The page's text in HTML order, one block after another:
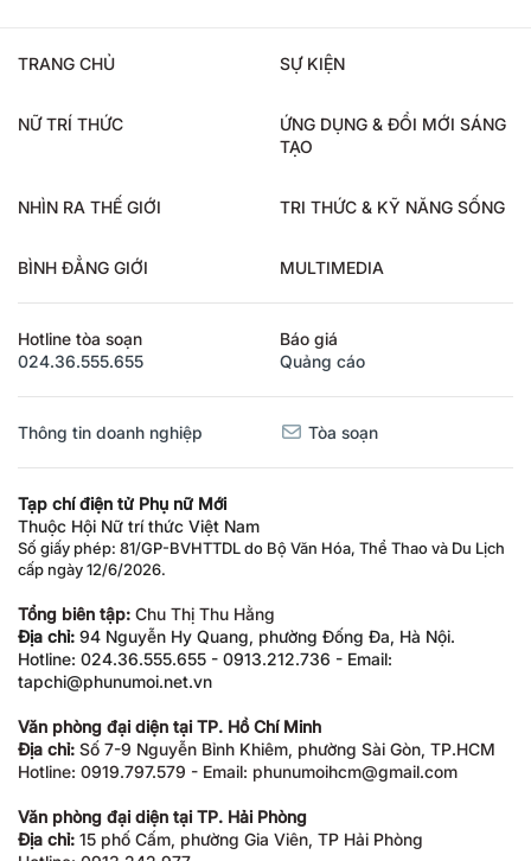
TRANG CHỦ SỰ KIỆN
NỮ TRÍ THỨC
ỨNG DỤNG & ĐỔI MỚI SÁNG
TẠO
NHÌN RA THẾ GIỚI TRI THỨC & KỸ NĂNG SỐNG
BÌNH ĐẲNG GIỚI MULTIMEDIA
Hotline tòa soạn
024.36.555.655
Báo giá
Quảng cáo
Thông tin doanh nghiệp Tòa soạn
Tạp chí điện tử Phụ nữ Mới
Thuộc Hội Nữ trí thức Việt Nam
Số giấy phép: 81/GP-BVHTTDL do Bộ Văn Hóa, Thể Thao và Du Lịch
cấp ngày 12/6/2026.
Tổng biên tập: Chu Thị Thu Hằng
Địa chỉ: 94 Nguyễn Hy Quang, phường Đống Đa, Hà Nội.
Hotline: 024.36.555.655 - 0913.212.736 - Email:
tapchi@phunumoi.net.vn
Văn phòng đại diện tại TP. Hồ Chí Minh
Địa chỉ: Số 7-9 Nguyễn Bỉnh Khiêm, phường Sài Gòn, TP.HCM
Hotline: 0919.797.579 - Email: phunumoihcm@gmail.com
Văn phòng đại diện tại TP. Hải Phòng
Địa chỉ: 15 phố Cấm, phường Gia Viên, TP Hải Phòng